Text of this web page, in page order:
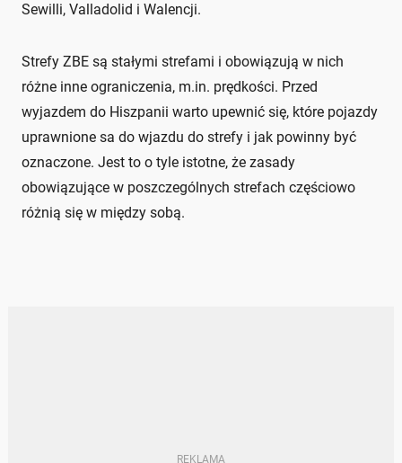
Sewilli, Valladolid i Walencji.
Strefy ZBE są stałymi strefami i obowiązują w nich
różne inne ograniczenia, m.in. prędkości. Przed
wyjazdem do Hiszpanii warto upewnić się, które pojazdy
uprawnione sa do wjazdu do strefy i jak powinny być
oznaczone. Jest to o tyle istotne, że zasady
obowiązujące w poszczególnych strefach częściowo
różnią się w między sobą.